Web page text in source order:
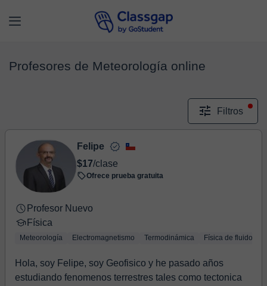
Profesores de Meteorología online
Filtros
Felipe
$17/clase
Ofrece prueba gratuita
Profesor Nuevo
Física
Meteorología Electromagnetismo Termodinámica Física de fluidos
Hola, soy Felipe, soy Geofisico y he pasado años
estudiando fenomenos terrestres tales como tectonica